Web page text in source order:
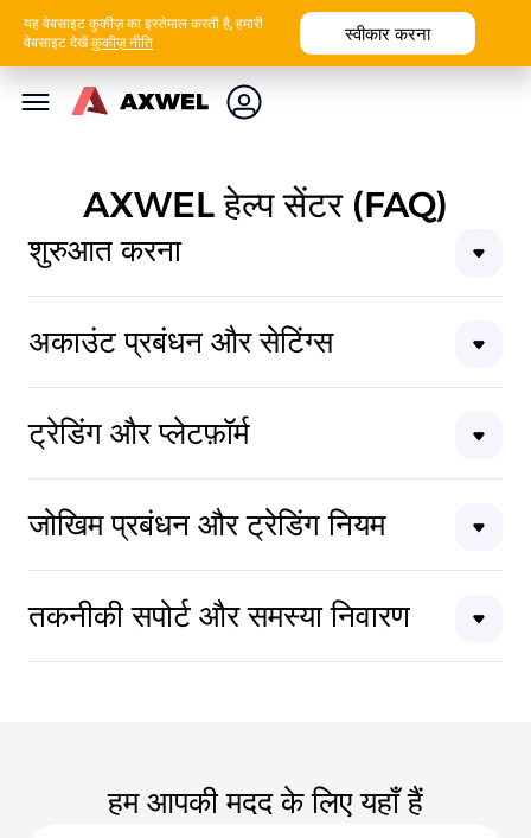
AXWEL हेल्प सेंटर (FAQ)
शुरुआत करना
अकाउंट प्रबंधन और सेटिंग्स
ट्रेडिंग और प्लेटफ़ॉर्म
जोखिम प्रबंधन और ट्रेडिंग नियम
तकनीकी सपोर्ट और समस्या निवारण
हम आपकी मदद के लिए यहाँ हैं
यह वेबसाइट कुकीज़ का इस्तेमाल करती है, हमारी
वेबसाइट देखेंकुकीज़ नीति स्वीकार करना